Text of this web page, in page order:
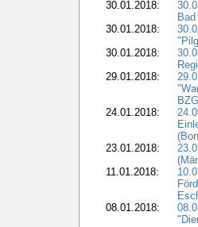
30.01.2018:
30.01.2018:
30.01.2018:
29.01.2018:
24.01.2018:
23.01.2018:
11.01.2018:
08.01.2018: